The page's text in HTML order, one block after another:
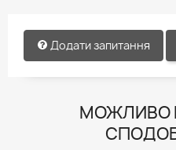
Додати запитання
МОЖЛИВО